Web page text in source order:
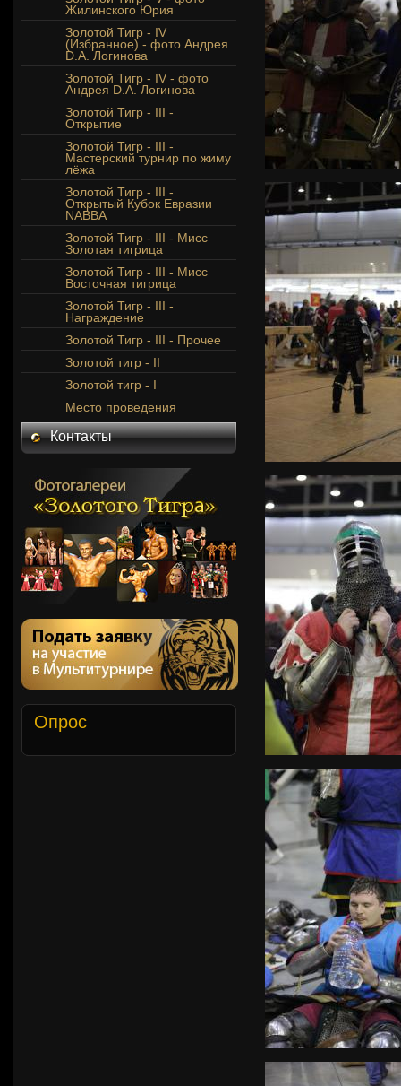
Жилинского Юрия
Золотой Тигр - IV
(Избранное) - фото Андрея
D.A. Логинова
Золотой Тигр - IV - фото
Андрея D.A. Логинова
Золотой Тигр - III -
Открытие
Золотой Тигр - III -
Мастерский турнир по жиму
лёжа
Золотой Тигр - III -
Открытый Кубок Евразии
NABBA
Золотой Тигр - III - Мисс
Золотая тигрица
Золотой Тигр - III - Мисс
Восточная тигрица
Золотой Тигр - III -
Награждение
Золотой Тигр - III - Прочее
Золотой тигр - II
Золотой тигр - I
Место проведения
Контакты
Опрос